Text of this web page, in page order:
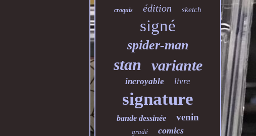
croquis édition sketch
signé
spider-man
stan variante
incroyable livre
signature
bande dessinée venin
gradé comics